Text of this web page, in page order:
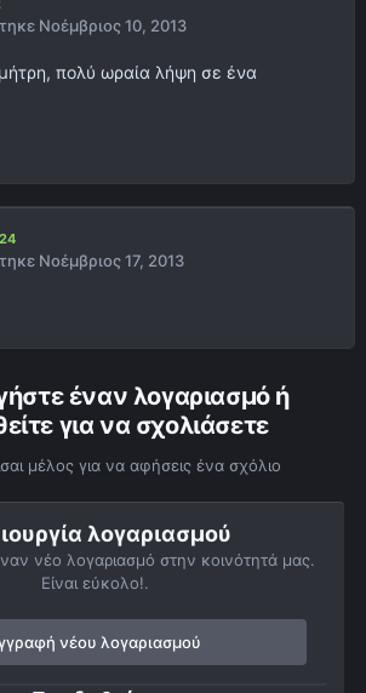
Νοέμβριος 10, 2013
πολύ ωραία λήψη σε ένα
Νοέμβριος 17, 2013
έναν λογαριασμό ή
για να σχολιάσετε
μέλος για να αφήσεις ένα σχόλιο
λογαριασμού
νέο λογαριασμό στην κοινότητά μας.
Είναι εύκολο!.
νέου λογαριασμού